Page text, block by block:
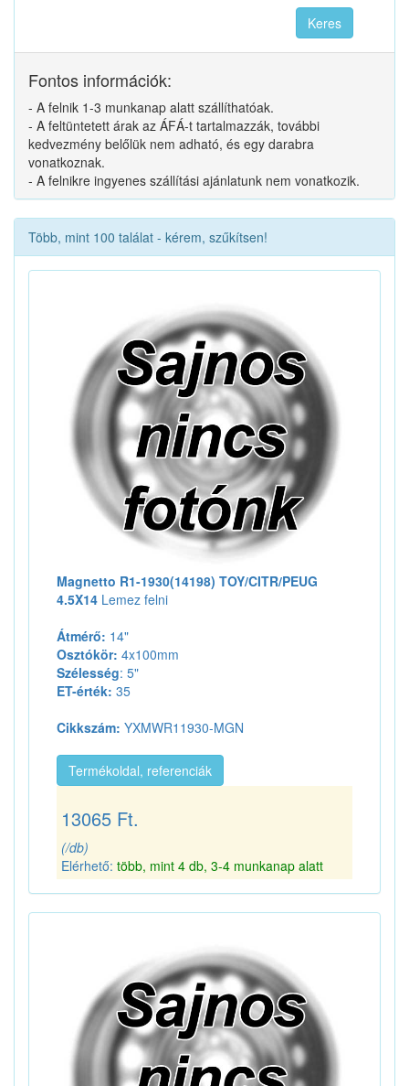
Fontos információk:
- A felnik 1-3 munkanap alatt szállíthatóak.
- A feltüntetett árak az ÁFÁ-t tartalmazzák, további
kedvezmény belőlük nem adható, és egy darabra
vonatkoznak.
- A felnikre ingyenes szállítási ajánlatunk nem vonatkozik.
Több, mint 100 találat - kérem, szűkítsen!
Magnetto R1-1930(14198) TOY/CITR/PEUG
4.5X14 Lemez felni
Átmérő: 14"
Osztókör: 4x100mm
Szélesség: 5"
ET-érték: 35
Cikkszám: YXMWR11930-MGN
Termékoldal, referenciák
13065 Ft.
(/db)
Elérhető: több, mint 4 db, 3-4 munkanap alatt